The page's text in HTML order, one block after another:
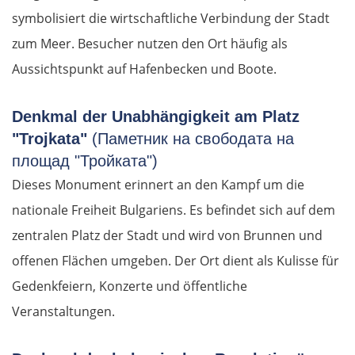
symbolisiert die wirtschaftliche Verbindung der Stadt
zum Meer. Besucher nutzen den Ort häufig als
Aussichtspunkt auf Hafenbecken und Boote.
Denkmal der Unabhängigkeit am Platz
"Trojkata" (Паметник на свободата на
площад "Тройката")
Dieses Monument erinnert an den Kampf um die
nationale Freiheit Bulgariens. Es befindet sich auf dem
zentralen Platz der Stadt und wird von Brunnen und
offenen Flächen umgeben. Der Ort dient als Kulisse für
Gedenkfeiern, Konzerte und öffentliche
Veranstaltungen.